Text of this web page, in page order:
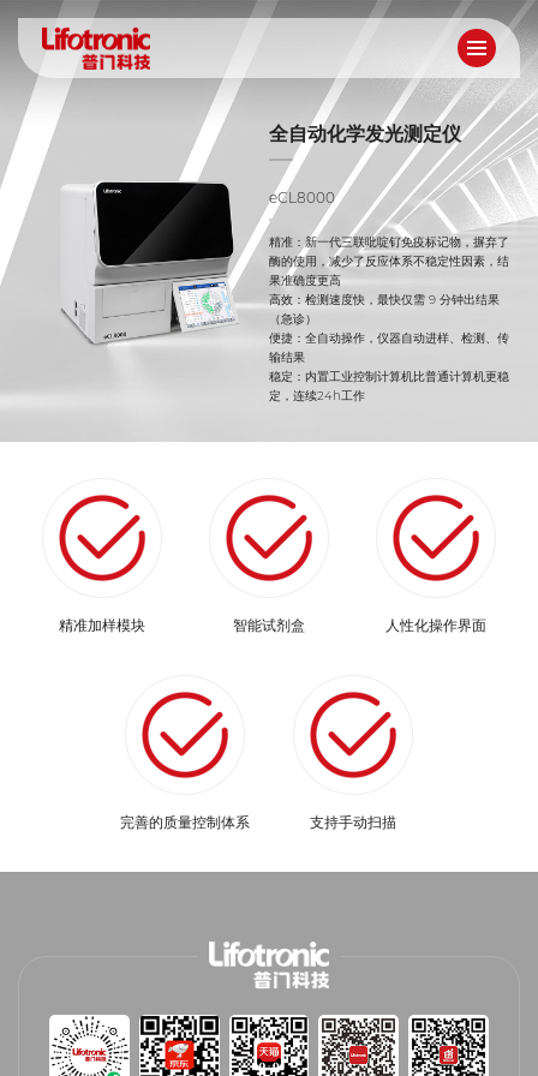
全自动化学发光测定仪
eCL8000
精准：新一代三联吡啶钌免疫标记物，摒弃了
酶的使用，减少了反应体系不稳定性因素，结
果准确度更高
高效：检测速度快，最快仅需 9 分钟出结果
（急诊）
便捷：全自动操作，仪器自动进样、检测、传
输结果
稳定：内置工业控制计算机比普通计算机更稳
定，连续24h工作
精准加样模块 智能试剂盒 人性化操作界面
完善的质量控制体系 支持手动扫描